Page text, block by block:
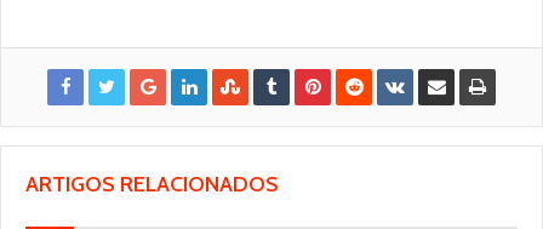
ARTIGOS RELACIONADOS